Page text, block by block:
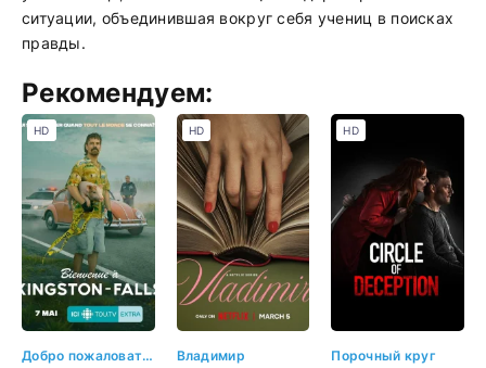
ситуации, объединившая вокруг себя учениц в поисках
правды.
Рекомендуем:
Добро пожаловать в Кингстон-Фолс
HD
Владимир
HD
Порочный круг
HD